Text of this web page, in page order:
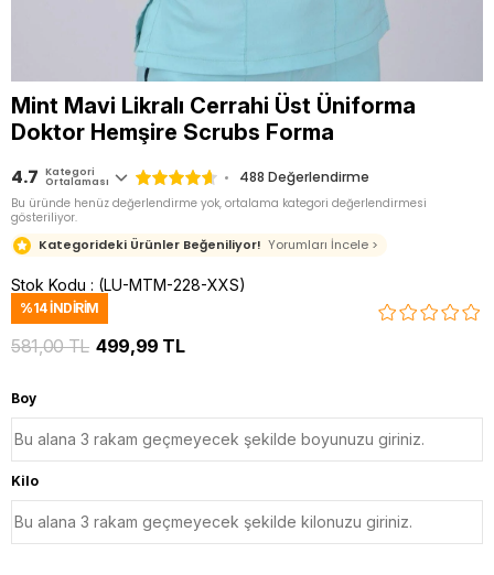
Mint Mavi Likralı Cerrahi Üst Üniforma
Doktor Hemşire Scrubs Forma
4.7 Kategori
Ortalaması 488 Değerlendirme
Bu üründe henüz değerlendirme yok, ortalama kategori değerlendirmesi
gösteriliyor.
Kategorideki Ürünler Beğeniliyor! Yorumları İncele >
Stok Kodu (LU-MTM-228-XXS)
%14İNDIRIM
581,00 TL 499,99 TL
Boy
Kilo